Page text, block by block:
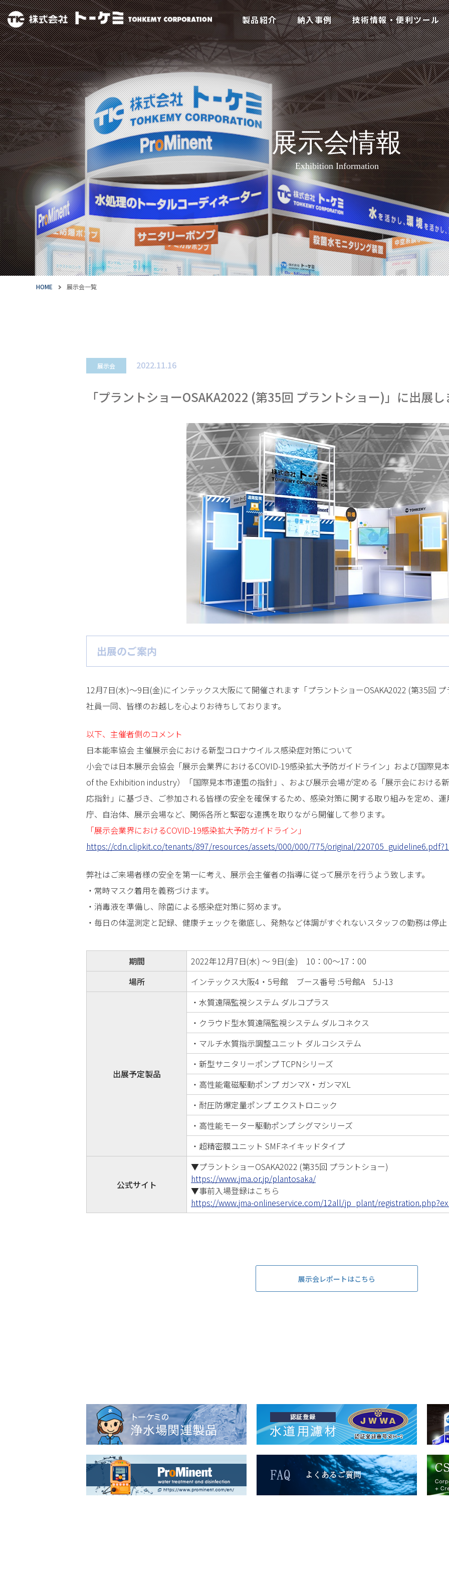
製品紹介 納入事例 技術情報・便利ツール
展示会情報
Exhibition Information
HOME 展示会一覧
展示会 2022.11.16
「プラントショーOSAKA2022 (第35回 プラントショー)」に出展し
出展のご案内
12月7日(水)～9日(金)にインテックス大阪にて開催されます「プラントショーOSAKA2022 (第35回
社員一同、皆様のお越しを心よりお待ちしております。
以下、主催者側のコメント
日本能率協会 主催展示会における新型コロナウイルス感染症対策について
小会では日本展示会協会「展示会業界におけるCOVID-19感染拡大予防ガイドライン」および国際見
of the Exhibition industry）「国際見本市連盟の指針」、および展示会場が定める「展示会における
応指針」に基づき、ご参加される皆様の安全を確保するため、感染対策に関する取り組みを定め、
庁、自治体、展示会場など、関係各所と緊密な連携を取りながら開催して参ります。
「展示会業界におけるCOVID-19感染拡大予防ガイドライン」
https://cdn.clipkit.co/tenants/897/resources/assets/000/000/775/original/
弊社はご来場者様の安全を第一に考え、展示会主催者の指導に従って展示を行うよう致します。
・常時マスク着用を義務づけます。
・消毒液を準備し、除菌による感染症対策に努めます。
・毎日の体温測定と記録、健康チェックを徹底し、発熱など体調がすぐれないスタッフの勤務は停
期間
2022年12月7日(水) ～ 9日(金) 10：00～17：00
場所
インテックス大阪4・5号館 ブース番号 :5号館A 5J-13
出展予定製品
・水質遠隔監視システム ダルコプラス
・クラウド型水質遠隔監視システム ダルコネクス
・マルチ水質指示調整ユニット ダルコシステム
・新型サニタリーポンプ TCPNシリーズ
・高性能電磁駆動ポンプ ガンマX・ガンマXL
・耐圧防爆定量ポンプ エクストロニック
・高性能モーター駆動ポンプ シグマシリーズ
・超精密膜ユニット SMFネイキッドタイプ
公式サイト
▼プラントショーOSAKA2022 (第35回 プラントショー)
https://www.jma.or.jp/plantosaka/
▼事前入場登録はこちら
https://www.jma-onlineservice.com/12all/jp_plant/
展示会レポートはこちら